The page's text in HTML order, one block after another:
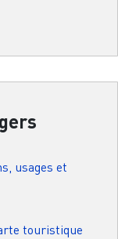
usages et
touristique